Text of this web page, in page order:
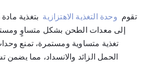
تقوم وحدة التغذية الاهتزازية بتغذية
إلى معدات الطحن بشكل متساوٍ
تغذية متساوية ومستمرة، تمنع وحدات
الحمل الزائد والانسداد، مما